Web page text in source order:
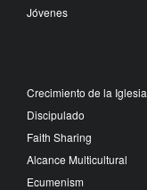
Jóvenes
Crecimiento de la Iglesia
Discipulado
Faith Sharing
Alcance Multicultural
Ecumenism